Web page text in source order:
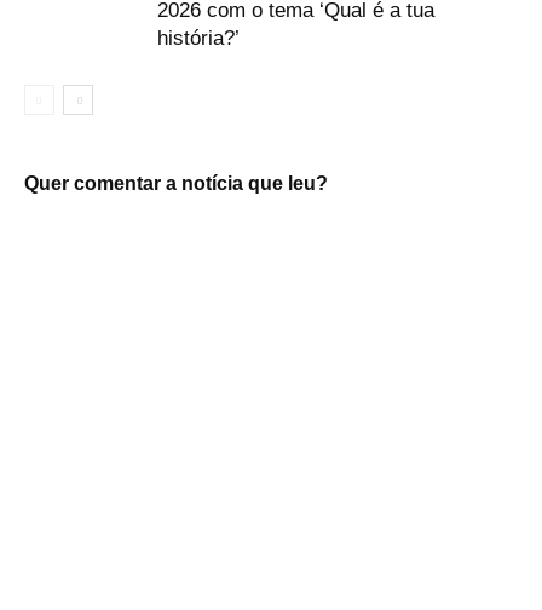
2026 com o tema ‘Qual é a tua
história?’
Quer comentar a notícia que leu?